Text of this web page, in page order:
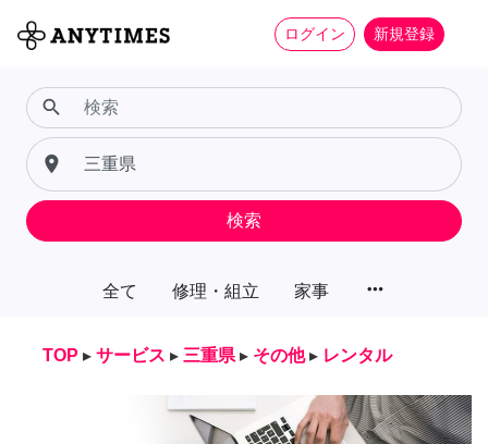
ログイン 新規登録
全て 修理・組立 家事 more_horiz
search
place
検索
TOP ▸ サービス ▸ 三重県 ▸ その他 ▸ レンタル